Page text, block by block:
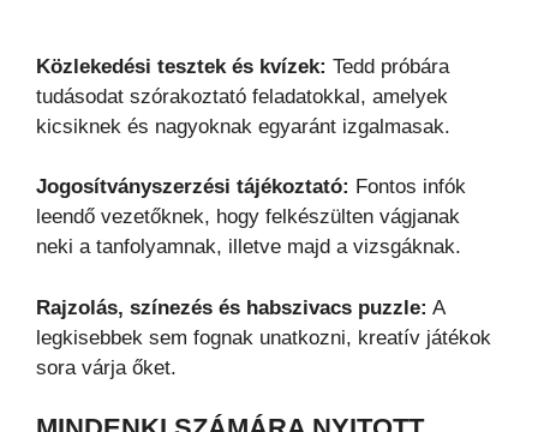
Közlekedési tesztek és kvízek: Tedd próbára
tudásodat szórakoztató feladatokkal, amelyek
kicsiknek és nagyoknak egyaránt izgalmasak.
Jogosítványszerzési tájékoztató: Fontos infók
leendő vezetőknek, hogy felkészülten vágjanak
neki a tanfolyamnak, illetve majd a vizsgáknak.
Rajzolás, színezés és habszivacs puzzle: A
legkisebbek sem fognak unatkozni, kreatív játékok
sora várja őket.